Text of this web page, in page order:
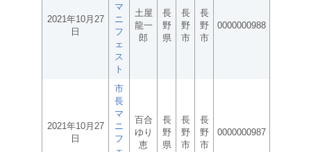
2021年10月27
日
マ
ニ
フ
ェ
ス
ト
土屋
龍一
郎
長
野
県
長
野
市
長
野
市
0000000988
2021年10月27
日
市
長
マ
ニ
フ
百合
ゆり
恵
長
野
県
長
野
市
長
野
市
0000000987